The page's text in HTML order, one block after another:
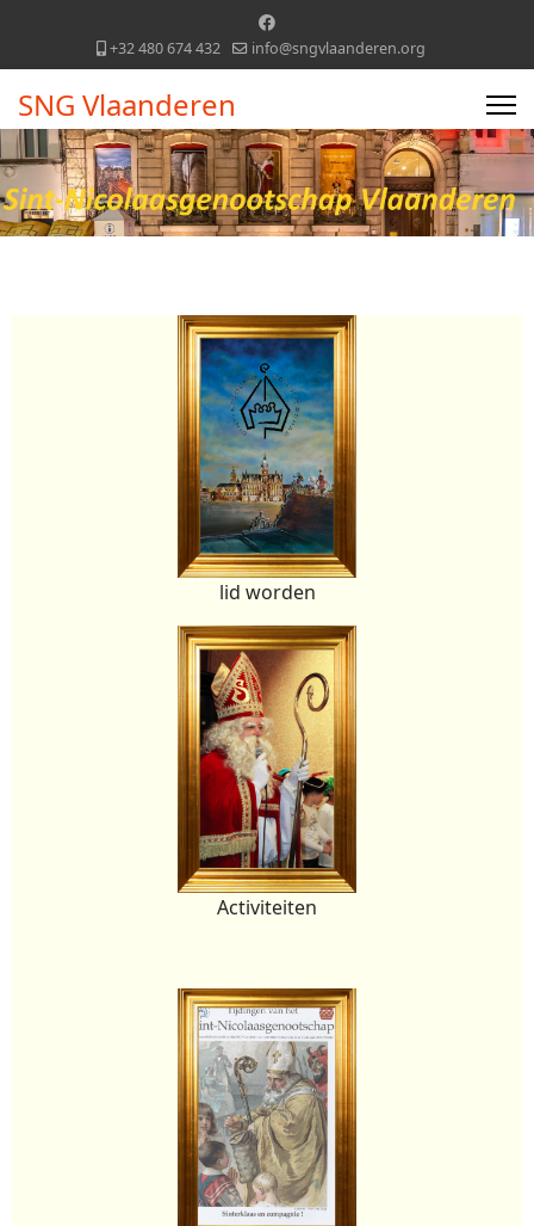
+32 480 674 432 info@sngvlaanderen.org
SNG Vlaanderen
lid worden
Activiteiten